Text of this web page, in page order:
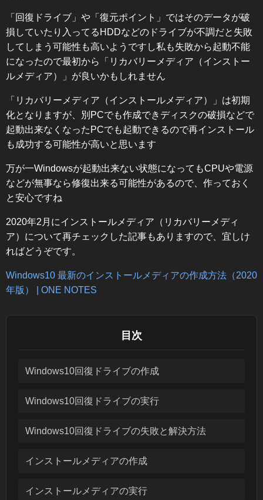
「回復ドライブ」や「復元ポイント」ではそのデータが破
損していたり入ってるHDDなどのドライブが不調だと失敗
してしまう可能性も高いようですし私も失敗から起動不能
になったので最初から「リカバリーメディア（インストー
ルメディア）」が良いかもしれません
「リカバリーメディア（インストールメディア）」は初期
化となりますが、別PCでも作成できディスクの破損などで
起動出来なくなったPCでも起動できるので再インストール
も成功する可能性が高いと思います
万が一Windowsが起動出来ない状態になってもCPUや電源
などが無事なら修復出来る可能性があるので、作っておく
と安心ですね
2020年2月にインストールメディア（リカバリーメディ
ア）について再チェックした記事もありますので、宜しけ
ればどうぞです。
Windows10 最新のインストールメディアの作成方法（2020
年版） | ONE NOTES
目次
Windows10回復ドライブの作成
Windows10回復ドライブの実行
Windows10回復ドライブの失敗と解決方法
インストールメディアの作成
インストールメディアの実行